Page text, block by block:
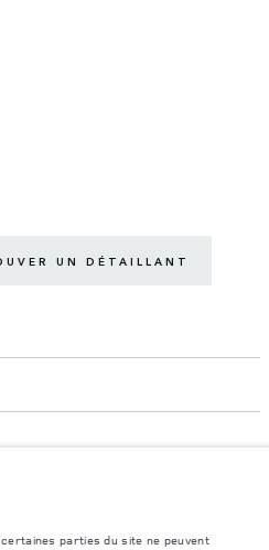
UN DÉTAILLANT
parties du site ne peuvent